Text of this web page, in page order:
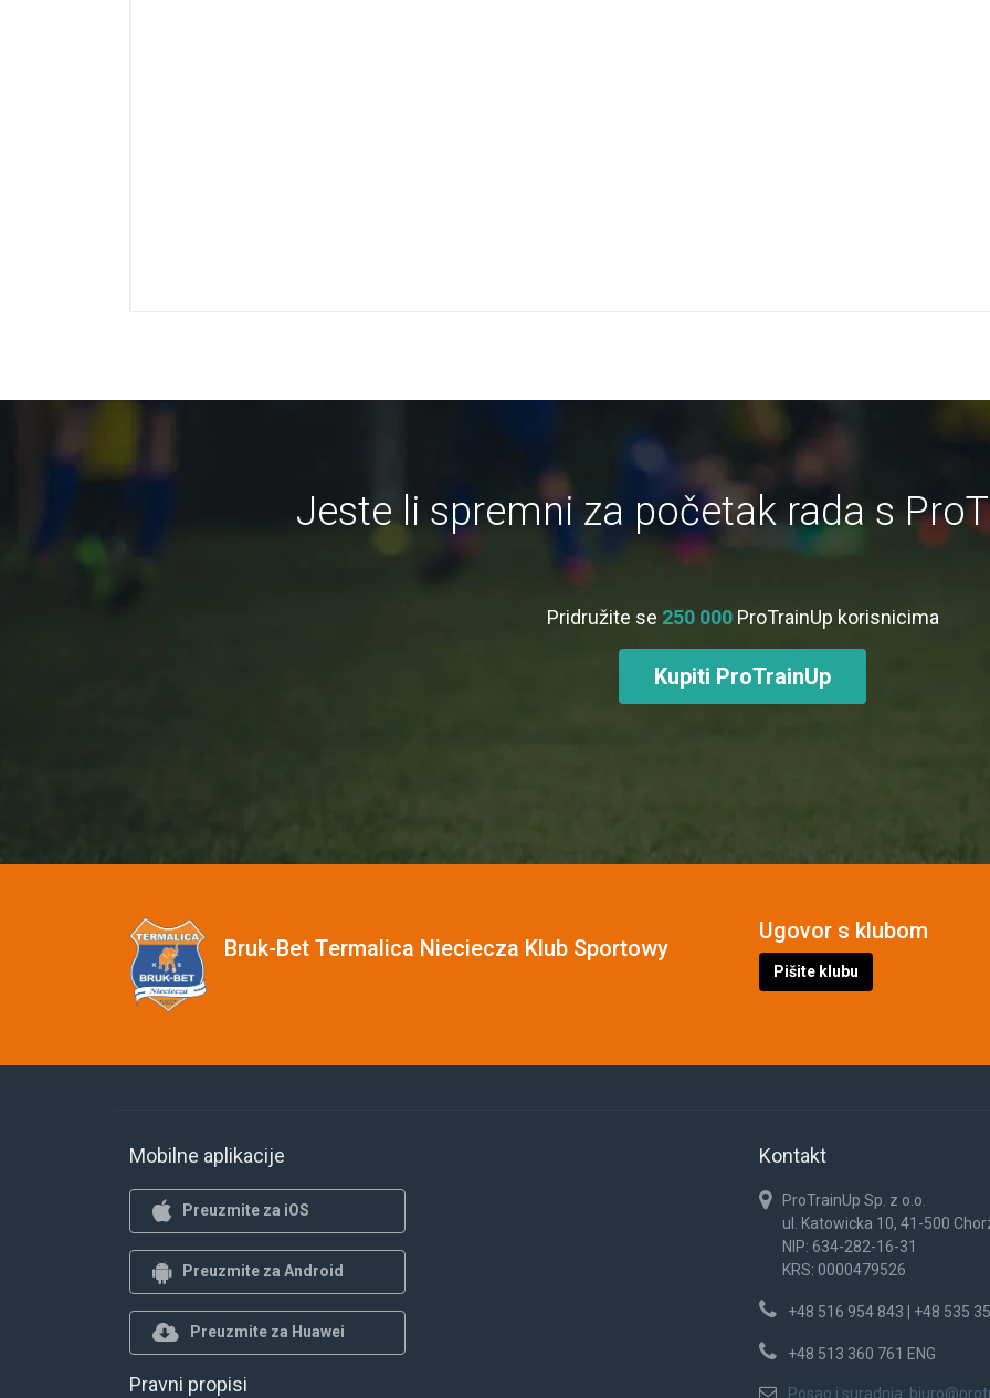
Jeste li spremni za početak rada s
Pridružite se 250 000ProTrainUp korisnicima
Kupiti ProTrainUp
Bruk-Bet Termalica Nieciecza Klub Sportowy
Ugovor s klubom
Pišite klubu
Mobilne aplikacije
Preuzmite za iOS
Preuzmite za Android
Preuzmite za Huawei
Pravni propisi
Kontakt
ProTrainUp Sp. z o.o.
ul. Katowicka 10, 41-500
NIP: 634-282-16-31
KRS: 0000479526
+48 516 954 843 | +48 535
+48 513 360 761 ENG
Posao i suradnja: